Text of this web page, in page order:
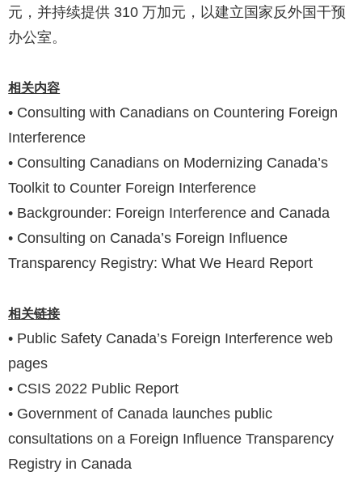
元，并持续提供 310 万加元，以建立国家反外国干预
办公室。
相关内容
• Consulting with Canadians on Countering Foreign
Interference
• Consulting Canadians on Modernizing Canada’s
Toolkit to Counter Foreign Interference
• Backgrounder: Foreign Interference and Canada
• Consulting on Canada’s Foreign Influence
Transparency Registry: What We Heard Report
相关链接
• Public Safety Canada’s Foreign Interference web
pages
• CSIS 2022 Public Report
• Government of Canada launches public
consultations on a Foreign Influence Transparency
Registry in Canada